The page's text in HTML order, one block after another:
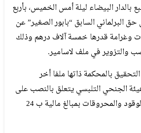
البيضاء ليلة أمس الخميس، بأربع
البرلماني السابق “بابور الصغير” عن
وغرامة قدرها خمسة آلاف درهم وذلك
والتزوير في ملف لاسامير.
بالمحكمة ذاتها ملفا أخر
هيئة الجنحي التلبسي يتعلق بالنصب على
شركة لاسامير لتوزيع الوقود والمحروقات بمبالغ مالية ب 24